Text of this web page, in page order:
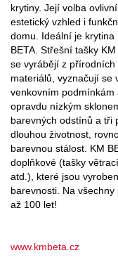
krytiny. Její volba ovlivní
estetický vzhled i
domu. Ideální je krytina
BETA. Střešní tašky KM
se vyrábějí z přírodních
materiálů, vyznačují se
venkovním podmínkám
opravdu nízkým
barevných odstínů a tři
dlouhou životnost,
barevnou stálost. KM
doplňkové (tašky
atd.), které jsou
barevnosti. Na
až 100 let!
www.kmbeta.cz